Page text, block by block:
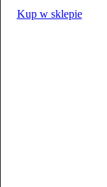
Kup w sklepie